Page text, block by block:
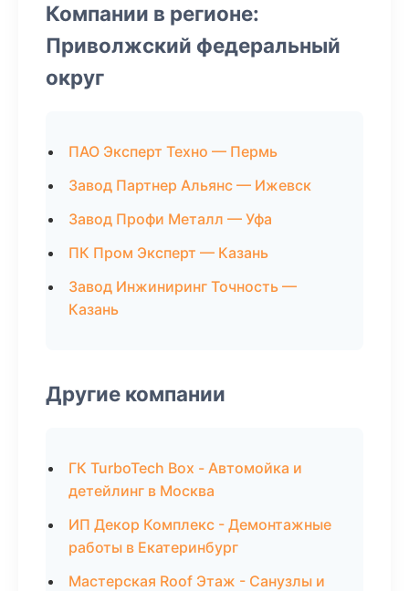
Компании в регионе:
Приволжский федеральный
округ
ПАО Эксперт Техно — Пермь
Завод Партнер Альянс — Ижевск
Завод Профи Металл — Уфа
ПК Пром Эксперт — Казань
Завод Инжиниринг Точность —
Казань
Другие компании
ГК TurboTech Box - Автомойка и
детейлинг в Москва
ИП Декор Комплекс - Демонтажные
работы в Екатеринбург
Мастерская Roof Этаж - Санузлы и